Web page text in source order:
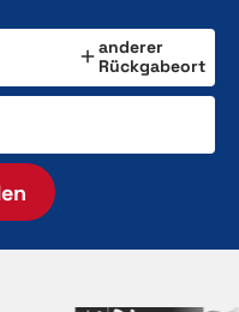
anderer
Rückgabeort